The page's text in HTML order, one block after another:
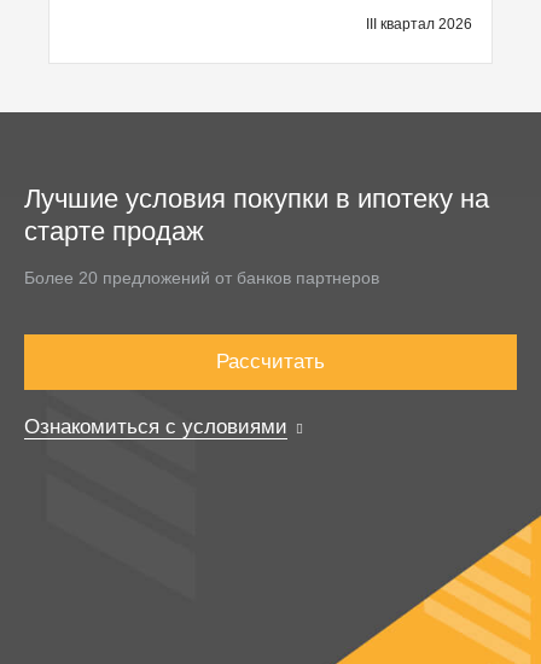
III квартал 2026
Лучшие условия покупки в ипотеку на
старте продаж
Более 20 предложений от банков партнеров
Рассчитать
Ознакомиться с условиями